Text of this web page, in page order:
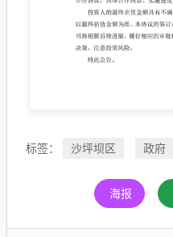
标签： 沙坪坝区 政府
海报